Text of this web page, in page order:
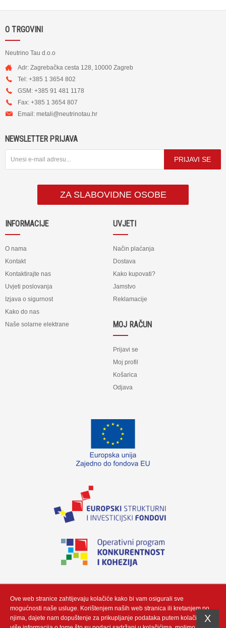
O TRGOVINI
Neutrino Tau d.o.o
Adr: Zagrebačka cesta 128, 10000 Zagreb
Tel: +385 1 3654 802
GSM: +385 91 481 1178
Fax: +385 1 3654 807
Email: metali@neutrinotau.hr
NEWSLETTER PRIJAVA
PRIJAVI SE
ZA SLABOVIDNE OSOBE
INFORMACIJE
O nama
Kontakt
Kontaktirajte nas
Uvjeti poslovanja
Izjava o sigurnost
Kako do nas
Naše solarne elektrane
UVJETI
Način plaćanja
Dostava
Kako kupovati?
Jamstvo
Reklamacije
MOJ RAČUN
Prijavi se
Moj profil
Košarica
Odjava
„Izradu internetske stranice sufinancirala je Europska unija iz Europskog fonda
Neutrino Tau d.o.o“
Ove web stranice zahtijevaju kolačiće kako bi vam osigurali sve
mogućnosti naše usluge. Korištenjem naših web stranica ili kretanjem po
njima, dajete nam dopuštenje za prikupljanje podataka putem kolačić. Za
X